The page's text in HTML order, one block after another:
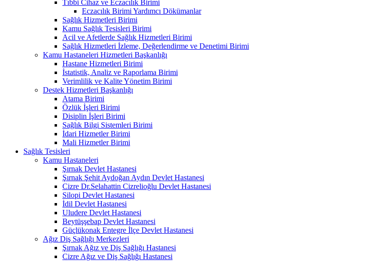
Tıbbi Cihaz ve Eczacılık Birimi
Eczacılık Birimi Yardımcı Dökümanlar
Sağlık Hizmetleri Birimi
Kamu Sağlık Tesisleri Birimi
Acil ve Afetlerde Sağlık Hizmetleri Birimi
Sağlık Hizmetleri İzleme, Değerlendirme ve Denetimi Birimi
Kamu Hastaneleri Hizmetleri Başkanlığı
Hastane Hizmetleri Birimi
İstatistik, Analiz ve Raporlama Birimi
Verimlilik ve Kalite Yönetim Birimi
Destek Hizmetleri Başkanlığı
Atama Birimi
Özlük İşleri Birimi
Disiplin İşleri Birimi
Sağlık Bilgi Sistemleri Birimi
İdari Hizmetler Birimi
Mali Hizmetler Birimi
Sağlık Tesisleri
Kamu Hastaneleri
Şırnak Devlet Hastanesi
Şırnak Şehit Aydoğan Aydın Devlet Hastanesi
Cizre Dr.Selahattin Cizrelioğlu Devlet Hastanesi
Silopi Devlet Hastanesi
İdil Devlet Hastanesi
Uludere Devlet Hastanesi
Beytüşşebap Devlet Hastanesi
Güçlükonak Entegre İlçe Devlet Hastanesi
Ağız Diş Sağlığı Merkezleri
Şırnak Ağız ve Diş Sağlığı Hastanesi
Cizre Ağız ve Diş Sağlığı Hastanesi